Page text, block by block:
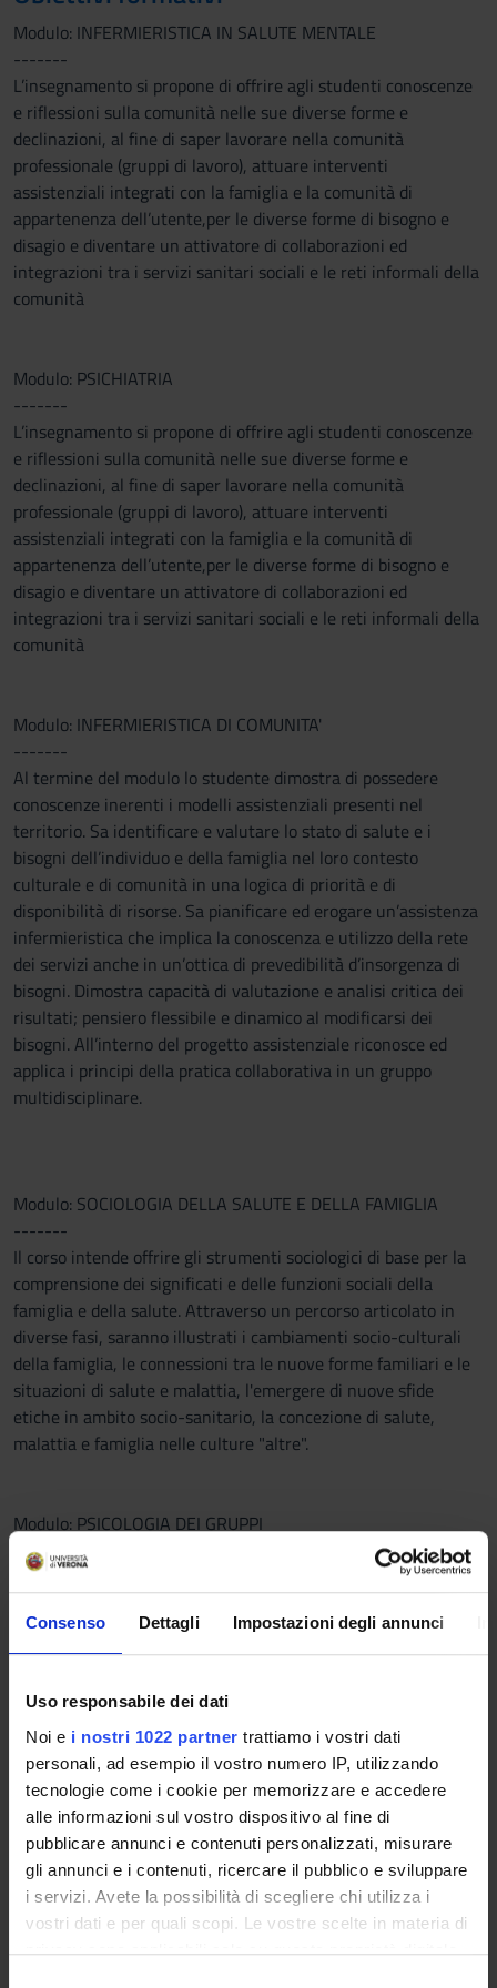
Consenso Dettagli Impostazioni degli annunci
Uso responsabile dei dati
Noi e i nostri 1022 partner trattiamo i vostri dati
personali, ad esempio il vostro numero IP, utilizzando
tecnologie come i cookie per memorizzare e accedere
alle informazioni sul vostro dispositivo al fine di
pubblicare annunci e contenuti personalizzati, misurare
gli annunci e i contenuti, ricercare il pubblico e sviluppare
i servizi. Avete la possibilità di scegliere chi utilizza i
vostri dati e per quali scopi. Le vostre scelte in materia di
privacy sono applicabili solo su questa proprietà digitale
Modulo: INFERMIERISTICA IN SALUTE MENTALE
-------
L’insegnamento si propone di offrire agli studenti conoscenze
e riflessioni sulla comunità nelle sue diverse forme e
declinazioni, al fine di saper lavorare nella comunità
professionale (gruppi di lavoro), attuare interventi
assistenziali integrati con la famiglia e la comunità di
appartenenza dell’utente,per le diverse forme di bisogno e
disagio e diventare un attivatore di collaborazioni ed
integrazioni tra i servizi sanitari sociali e le reti informali della
comunità
Modulo: PSICHIATRIA
-------
L’insegnamento si propone di offrire agli studenti conoscenze
e riflessioni sulla comunità nelle sue diverse forme e
declinazioni, al fine di saper lavorare nella comunità
professionale (gruppi di lavoro), attuare interventi
assistenziali integrati con la famiglia e la comunità di
appartenenza dell’utente,per le diverse forme di bisogno e
disagio e diventare un attivatore di collaborazioni ed
integrazioni tra i servizi sanitari sociali e le reti informali della
comunità
Modulo: INFERMIERISTICA DI COMUNITA'
-------
Al termine del modulo lo studente dimostra di possedere
conoscenze inerenti i modelli assistenziali presenti nel
territorio. Sa identificare e valutare lo stato di salute e i
bisogni dell’individuo e della famiglia nel loro contesto
culturale e di comunità in una logica di priorità e di
disponibilità di risorse. Sa pianificare ed erogare un’assistenza
infermieristica che implica la conoscenza e utilizzo della rete
dei servizi anche in un’ottica di prevedibilità d’insorgenza di
bisogni. Dimostra capacità di valutazione e analisi critica dei
risultati; pensiero flessibile e dinamico al modificarsi dei
bisogni. All’interno del progetto assistenziale riconosce ed
applica i principi della pratica collaborativa in un gruppo
multidisciplinare.
Modulo: SOCIOLOGIA DELLA SALUTE E DELLA FAMIGLIA
-------
Il corso intende offrire gli strumenti sociologici di base per la
comprensione dei significati e delle funzioni sociali della
famiglia e della salute. Attraverso un percorso articolato in
diverse fasi, saranno illustrati i cambiamenti socio-culturali
della famiglia, le connessioni tra le nuove forme familiari e le
situazioni di salute e malattia, l'emergere di nuove sfide
etiche in ambito socio-sanitario, la concezione di salute,
malattia e famiglia nelle culture "altre".
Modulo: PSICOLOGIA DEI GRUPPI
-------
L’insegnamento si propone di offrire agli studenti conoscenze
declinazioni, al fine di saper lavorare nella comunità
professionale (gruppi di lavoro), attuare interventi
appartenenza dell’utente,per le diverse forme di bisogno e
disagio e diventare un attivatore di collaborazioni ed
integrazioni tra i servizi sanitari sociali e le reti informali della
comunità
Programma
Modulo: INFERMIERISTICA IN SALUTE MENTALE
-------
La rete territoriale dei servizi psichiatrici per acuti e
riabilitativi
Lo stigma e le conseguenze sulla persona con disturbo